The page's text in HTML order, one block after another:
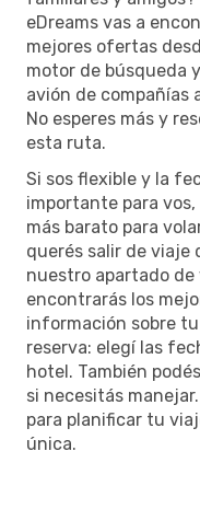
eDreams vas a
mejores ofertas
motor de búsqueda
avión de compañías
No esperes más y
esta ruta.
Si sos flexible y la
importante para
más barato para
querés salir de viaje
nuestro apartado
encontrarás los
información sobre
reserva: elegí las
hotel. También
si necesitás
para planificar tu
única.